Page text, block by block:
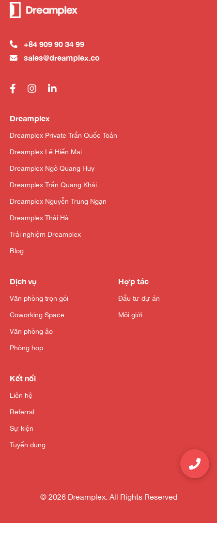
+84 909 90 34 99
sales@dreamplex.co
Dreamplex
Dreamplex Private Trần Quốc Toản
Dreamplex Lê Hiến Mai
Dreamplex Ngô Quang Huy
Dreamplex Trần Quang Khải
Dreamplex Nguyễn Trung Ngạn
Dreamplex Thái Hà
Trải nghiệm Dreamplex
Blog
Dịch vụ
Văn phòng trọn gói
Coworking Space
Văn phòng ảo
Phòng họp
Hợp tác
Đầu tư dự án
Môi giới
Kết nối
Liên hệ
Referral
Sự kiện
Tuyển dụng
© 2026 Dreamplex. All Rights Reserved